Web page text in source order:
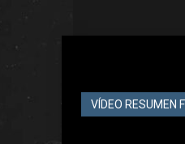
VÍDEO RESUMEN